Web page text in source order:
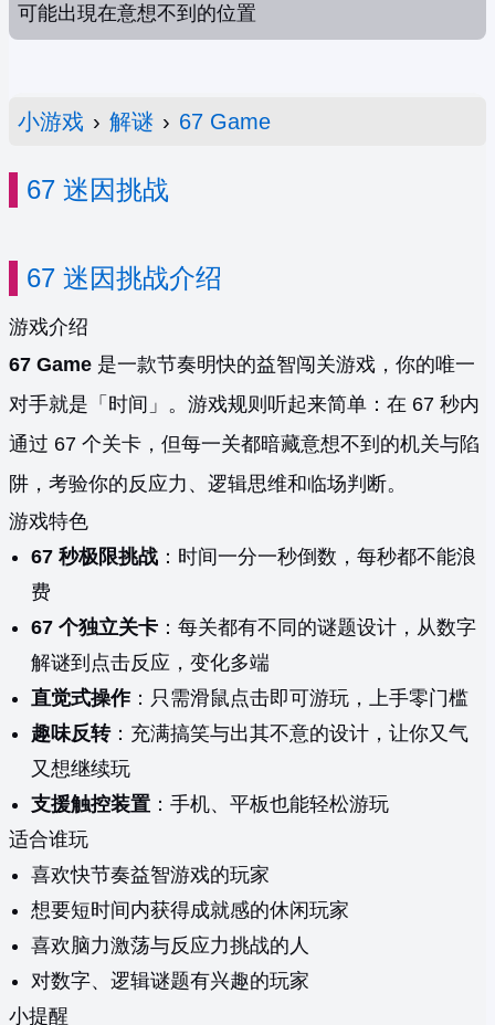
可能出現在意想不到的位置
小游戏 › 解谜 › 67 Game
67 迷因挑战
67 迷因挑战介绍
游戏介绍
67 Game 是一款节奏明快的益智闯关游戏，你的唯一
对手就是「时间」。游戏规则听起来简单：在 67 秒内
通过 67 个关卡，但每一关都暗藏意想不到的机关与陷
阱，考验你的反应力、逻辑思维和临场判断。
游戏特色
67 秒极限挑战 ：时间一分一秒倒数，每秒都不能浪
费
67 个独立关卡 ：每关都有不同的谜题设计，从数字
解谜到点击反应，变化多端
直觉式操作：只需滑鼠点击即可游玩，上手零门槛
趣味反转：充满搞笑与出其不意的设计，让你又气
又想继续玩
支援触控装置 ：手机、平板也能轻松游玩
适合谁玩
喜欢快节奏益智游戏的玩家
想要短时间内获得成就感的休闲玩家
喜欢脑力激荡与反应力挑战的人
对数字、逻辑谜题有兴趣的玩家
小提醒